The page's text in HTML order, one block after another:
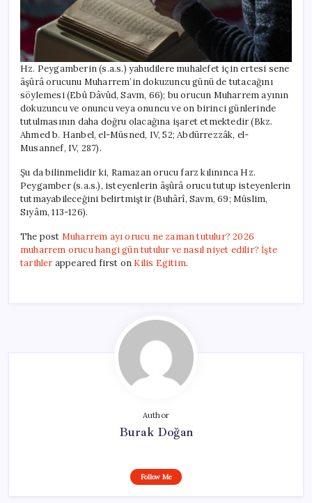
Hz. Peygamberin (s.a.s.) yahudilere muhalefet için ertesi sene
âşûrâ orucunu Muharrem’in dokuzuncu günü de tutacağını
söylemesi (Ebû Dâvûd, Savm, 66); bu orucun Muharrem ayının
dokuzuncu ve onuncu veya onuncu ve on birinci günlerinde
tutulmasının daha doğru olacağına işaret etmektedir (Bkz.
Ahmed b. Hanbel, el-Müsned, IV, 52; Abdürrezzâk, el-
Musannef, IV, 287).
Şu da bilinmelidir ki, Ramazan orucu farz kılınınca Hz.
Peygamber (s.a.s.), isteyenlerin âşûrâ orucu tutup isteyenlerin
tutmayabileceğini belirtmiştir (Buhârî, Savm, 69; Müslim,
Sıyâm, 113-126).
The post Muharrem ayı orucu ne zaman tutulur? 2026
muharrem orucu hangi gün tutulur ve nasıl niyet edilir? İşte
tarihler appeared first on Kilis Egitim.
Author
Burak Doğan
Follow Me